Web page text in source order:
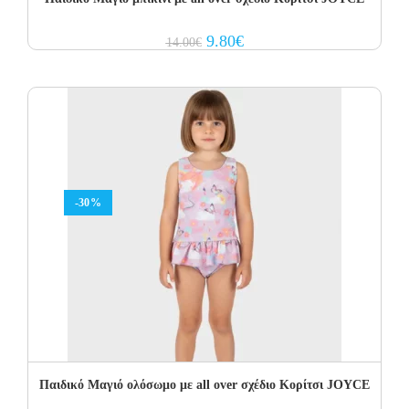
14.00€ Original
price
9.80€Current
price
-30%
Παιδικό Μαγιό ολόσωμο με all over σχέδιο Κορίτσι JOYCE